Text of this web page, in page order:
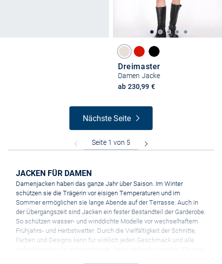
Dreimaster
Damen Jacke
ab 230,99 €
Nächste Seite
JACKEN FÜR DAMEN
Damenjacken haben das ganze Jahr über Saison. Im Winter
schützen sie die Trägerin vor eisigen Temperaturen und im
Sommer ermöglichen sie lange Abende auf der Terrasse. Auch in
der Übergangszeit sind Jacken ein fester Bestandteil der Garderobe.
So schützen wasser- und winddichte Modelle vor wechselhaftem
Frühjahrs- und Herbstwetter. Durch die Vielfältigkeit der Schnitte,
Farben und Designs kann für wirklich jeden Geschmack und alle